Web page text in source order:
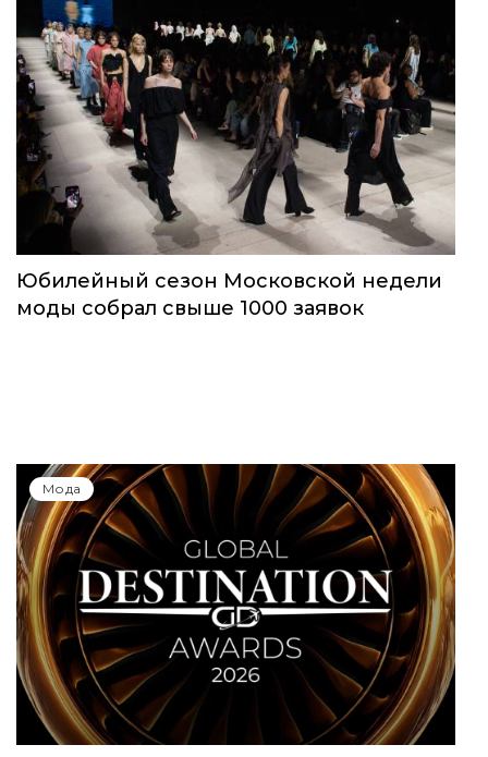
Юбилейный сезон Московской недели
моды собрал свыше 1000 заявок
Мода